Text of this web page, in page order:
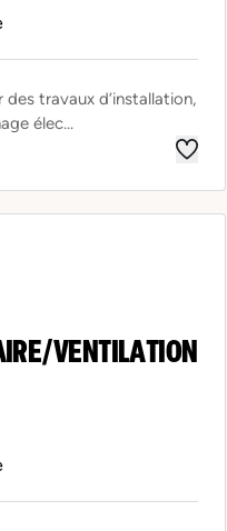
travaux d’installation,
élec...
VENTILATION